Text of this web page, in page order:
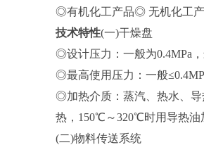
◎有机化工产品◎ 无机化工
技术特性(一)干燥盘
◎设计压力：一般为0.4MPa，
◎最高使用压力：一般
◎加热介质：蒸汽、热水、
热，150℃～320℃时用导热油
(二)物料传送系统